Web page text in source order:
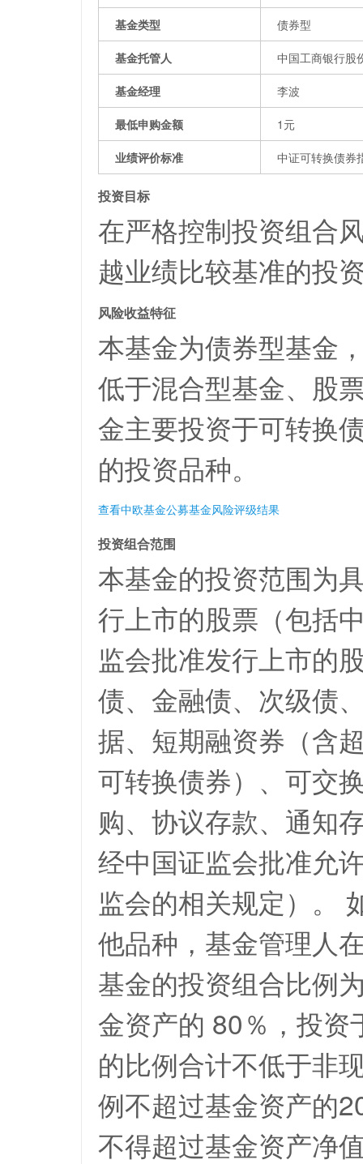
基金类型 债券型
基金托管人 中国工商银行股
基金经理 李波
最低申购金额 1元
业绩评价标准 中证可转换债券
投资目标
在严格控制投资组合
越业绩比较基准的投
风险收益特征
本基金为债券型基金
低于混合型基金、股
金主要投资于可转换
的投资品种。
查看中欧基金公募基金风险评级结果
投资组合范围
本基金的投资范围为
行上市的股票（包括
监会批准发行上市的
债、金融债、次级债
据、短期融资券（含
可转换债券）、可交
购、协议存款、通知
经中国证监会批准允
监会的相关规定）。
他品种，基金管理人
基金的投资组合比例
金资产的 80％，投资
的比例合计不低于非
例不超过基金资产的
不得超过基金资产净